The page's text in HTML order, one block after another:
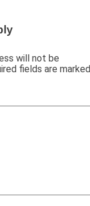
will not be
fields are marked